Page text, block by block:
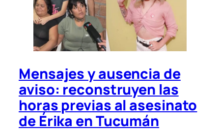
Mensajes y ausencia de
aviso: reconstruyen las
horas previas al asesinato
de Érika en Tucumán